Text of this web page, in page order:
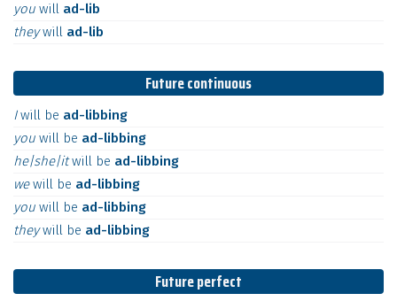
you will ad-lib
theywill ad-lib
Future continuous
Iwill be ad-libbing
you will be ad-libbing
he|she|itwill be ad-libbing
wewill be ad-libbing
you will be ad-libbing
theywill be ad-libbing
Future perfect